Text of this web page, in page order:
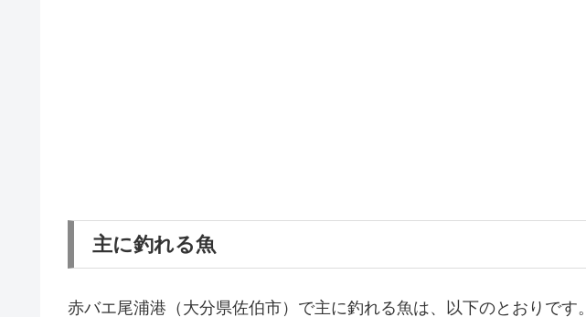
主に釣れる魚
赤バエ尾浦港（大分県佐伯市）で主に釣れる魚は、以下のとおりです。